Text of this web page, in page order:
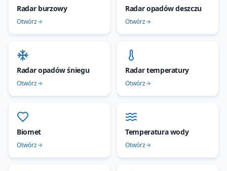
Radar burzowy
Otwórz
Radar opadów deszczu
Otwórz
Radar opadów śniegu
Otwórz
Radar temperatury
Otwórz
Biomet
Otwórz
Temperatura wody
Otwórz